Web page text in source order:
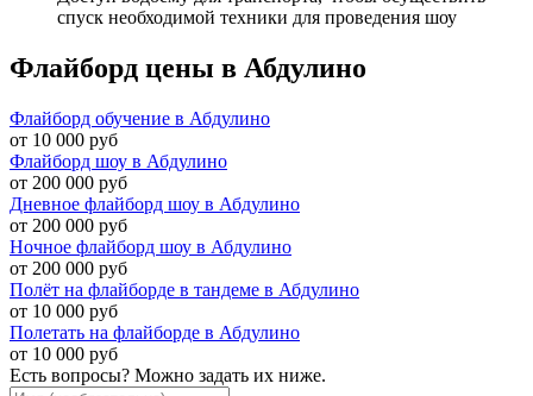
спуск необходимой техники для проведения шоу
Флайборд цены в Абдулино
Флайборд обучение в Абдулино
от 10 000 руб
Флайборд шоу в Абдулино
от 200 000 руб
Дневное флайборд шоу в Абдулино
от 200 000 руб
Ночное флайборд шоу в Абдулино
от 200 000 руб
Полёт на флайборде в тандеме в Абдулино
от 10 000 руб
Полетать на флайборде в Абдулино
от 10 000 руб
Есть вопросы? Можно задать их ниже.